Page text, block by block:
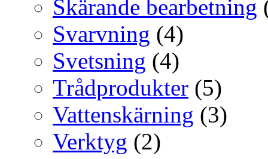
Skärande bearbetning
Svarvning (4)
Svetsning (4)
Trådprodukter (5)
Vattenskärning (3)
Verktyg (2)